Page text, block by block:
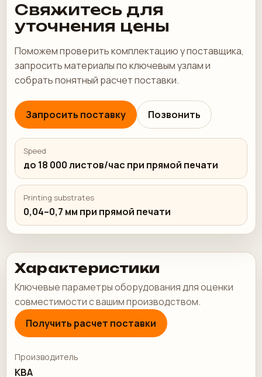
Свяжитесь для
уточнения цены
Поможем проверить комплектацию у поставщика,
запросить материалы по ключевым узлам и
собрать понятный расчет поставки.
Запросить поставку Позвонить
Speed
до 18 000 листов/час при прямой печати
Printing substrates
0,04–0,7 мм при прямой печати
Характеристики
Ключевые параметры оборудования для оценки
совместимости с вашим производством.
Получить расчет поставки
Производитель
KBA